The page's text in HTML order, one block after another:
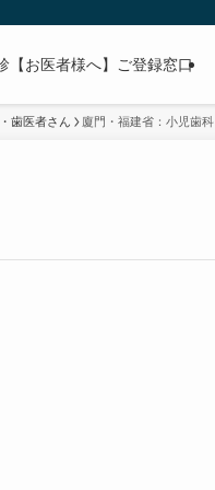
【お医者様へ】ご登録窓口
歯医者さん 廈門・福建省：小児歯科